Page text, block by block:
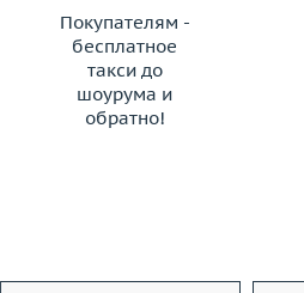
Покупателям -
бесплатное
такси до
шоурума и
обратно!
ЗАКАЗАТЬ ТАКСИ